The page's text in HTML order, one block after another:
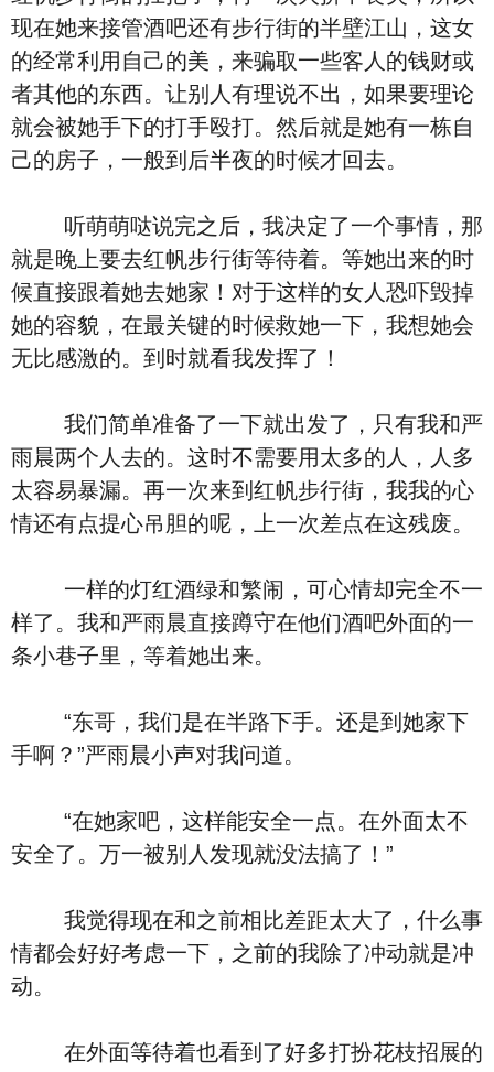
现在她来接管酒吧还有步行街的半壁江山，这女
的经常利用自己的美，来骗取一些客人的钱财或
者其他的东西。让别人有理说不出，如果要理论
就会被她手下的打手殴打。然后就是她有一栋自
己的房子，一般到后半夜的时候才回去。
听萌萌哒说完之后，我决定了一个事情，那
就是晚上要去红帆步行街等待着。等她出来的时
候直接跟着她去她家！对于这样的女人恐吓毁掉
她的容貌，在最关键的时候救她一下，我想她会
无比感激的。到时就看我发挥了！
我们简单准备了一下就出发了，只有我和严
雨晨两个人去的。这时不需要用太多的人，人多
太容易暴漏。再一次来到红帆步行街，我我的心
情还有点提心吊胆的呢，上一次差点在这残废。
一样的灯红酒绿和繁闹，可心情却完全不一
样了。我和严雨晨直接蹲守在他们酒吧外面的一
条小巷子里，等着她出来。
“东哥，我们是在半路下手。还是到她家下
手啊？”严雨晨小声对我问道。
“在她家吧，这样能安全一点。在外面太不
安全了。万一被别人发现就没法搞了！”
我觉得现在和之前相比差距太大了，什么事
情都会好好考虑一下，之前的我除了冲动就是冲
动。
在外面等待着也看到了好多打扮花枝招展的